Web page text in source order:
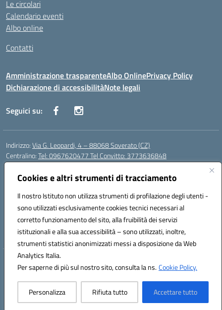
Cookies e altri strumenti di tracciamento
Il nostro Istituto non utilizza strumenti di profilazione degli utenti -
sono utilizzati esclusivamente cookies tecnici necessari al
corretto funzionamento del sito, alla fruibilità dei servizi
istituzionali e alla sua accessibilità – sono utilizzati, inoltre,
strumenti statistici anonimizzati messi a disposizione da Web
Analytics Italia.
Per saperne di più sul nostro sito, consulta la ns.Cookie Policy.
Personalizza Rifiuta tutto Accettare tutto
Le circolari
Calendario eventi
Albo online
Contatti
Amministrazione trasparenteAlbo OnlinePrivacy Policy
Dichiarazione di accessibilitàNote legali
Seguici su:
Indirizzo:Via G. Leopardi, 4 – 88068 Soverato (CZ)
Centralino:Tel: 0967620477 Tel Convitto: 3773636848
Email:
Posta elettronica certificata (PEC):czrh04000q@pec.istruzione.it
Codice fiscale: 84000690796
Codice meccanografico:CZRH04000Q
Codice Indice delle Pubbliche Amministrazioni (IPA): istsc_czrh04000q
Codice unico di fatturazione (CUF): UF9M13
Hosting & Powered by 3D Solution S.r.l.
Concept & Design by Designers Italia